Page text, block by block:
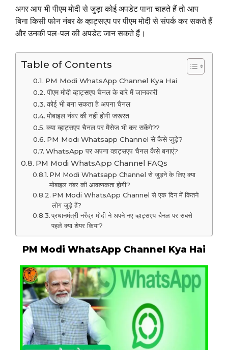
अगर आप भी पीएम मोदी से जुड़ा कोई अपडेट पाना चाहते हैं तो आप
बिना किसी फोन नंबर के व्हाट्सएप पर पीएम मोदी से संपर्क कर सकते हैं
और उनकी पल-पल की अपडेट जान सकते हैं।
Table of Contents
PM Modi WhatsApp Channel Kya Hai
पीएम मोदी व्हाट्सएप चैनल के बारे में जानकारी
कोई भी बना सकता है अपना चैनल
मोबाइल नंबर की नहीं होगी जरूरत
क्या व्हाट्सएप चैनल पर मैसेज भी कर सकेंगे??
PM Modi Whatsapp Channel से कैसे जुड़े?
WhatsApp पर अपना व्हाट्सएप चैनल कैसे बनाएं?
PM Modi WhatsApp Channel FAQs
PM Modi Whatsapp Channel से जुड़ने के लिए क्या
मोबाइल नंबर की आवश्यकता होगी?
PM Modi WhatsApp Channel से एक दिन में कितने
लोग जुड़े हैं?
प्रधानमंत्री नरेंद्र मोदी ने अपने नए व्हाट्सएप चैनल पर सबसे
पहले क्या शेयर किया?
PM Modi WhatsApp Channel Kya Hai